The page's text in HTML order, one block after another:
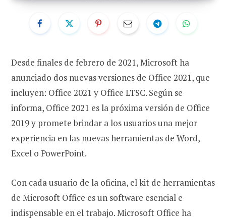
Desde finales de febrero de 2021, Microsoft ha
anunciado dos nuevas versiones de Office 2021, que
incluyen: Office 2021 y Office LTSC. Según se
informa, Office 2021 es la próxima versión de Office
2019 y promete brindar a los usuarios una mejor
experiencia en las nuevas herramientas de Word,
Excel o PowerPoint.
Con cada usuario de la oficina, el kit de herramientas
de Microsoft Office es un software esencial e
indispensable en el trabajo. Microsoft Office ha